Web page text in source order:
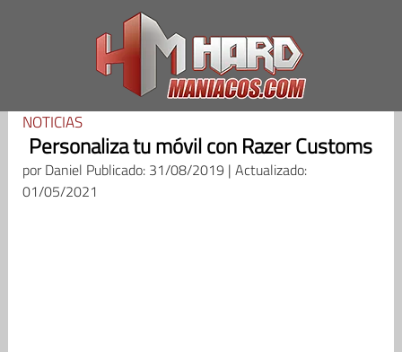
NOTICIAS
Personaliza tu móvil con Razer Customs
porDaniel Publicado: 31/08/2019 | Actualizado:
01/05/2021